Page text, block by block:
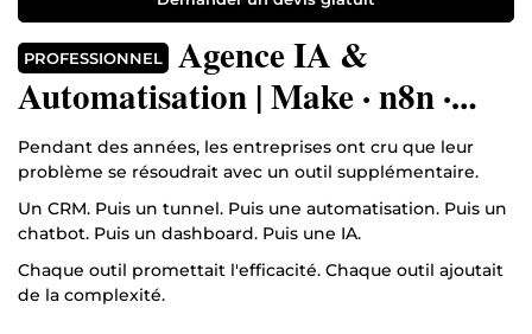
PROFESSIONNEL
Agence IA &
Automatisation | Make · n8n ·
Chatbot · Agent IA · CRM
Pendant des années, les entreprises ont cru que leur
problème se résoudrait avec un outil supplémentaire.
Un CRM. Puis un tunnel. Puis une automatisation. Puis un
chatbot. Puis un dashboard. Puis une IA.
Chaque outil promettait l'efficacité. Chaque outil ajoutait
de la complexité.